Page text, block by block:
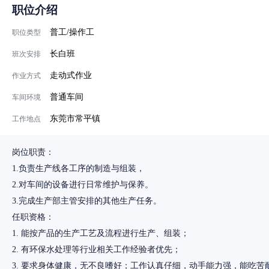
职位介绍
职位类型 普工/操作工
班次安排 长白班
作业方式 走动式作业
车间环境 普通车间
工作地点 东莞市常平镇
岗位职责：
1.负责生产线各工序的制造与组装，
2.对车间的设备进行日常维护与保养。
3.完成生产部主管安排的其他生产任务。
任职资格：
1. 能按产品的生产工艺及流程进行生产、组装；
2. 有环保水处理等行业相关工作经验者优先；
3. 要求身体健康，无不良嗜好；工作认真仔细，动手能力强，能吃苦